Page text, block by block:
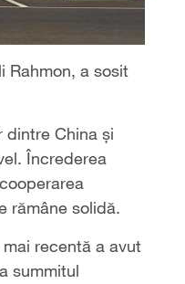
Rahmon, a sosit
China și
Încrederea
rămâne solidă.
recentă a avut
summitul